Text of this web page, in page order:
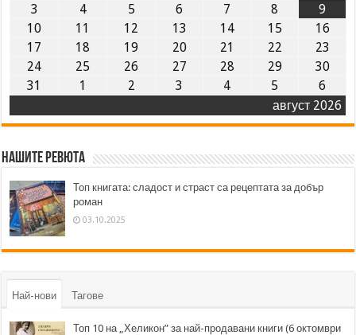
август 2026
3
4 5 6 7 8
9
10
11 12 13 14 15
16
17
18 19 20 21 22
23
24
25 26 27 28 29
30
31
1 2 3 4 5 6
Нашите ревюта
Топ книгата: сладост и страст са рецептата за добър
роман
03.10.2025
Най-нови Тагове
Топ 10 на „Хеликон” за най-продавани книги (6 октомври